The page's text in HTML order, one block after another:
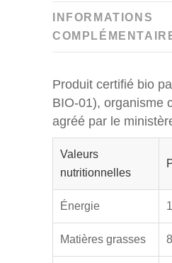
INFORMATIONS
Produit certifié bio
BIO-01), organisme
agréé par le
Valeurs
nutritionnelles
Énergie
Matières grasses